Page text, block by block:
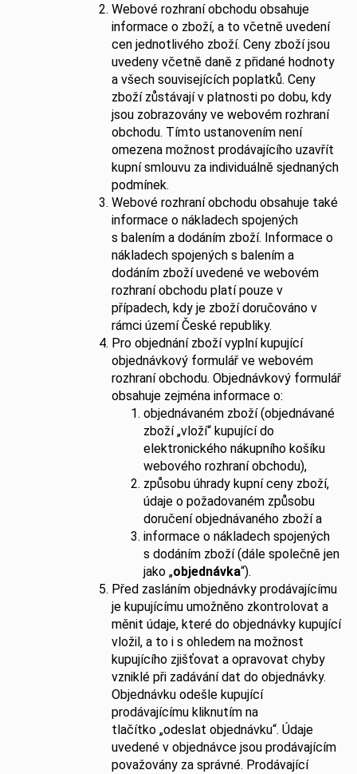
Webové rozhraní obchodu obsahuje
informace o zboží, a to včetně uvedení
cen jednotlivého zboží. Ceny zboží jsou
uvedeny včetně daně z přidané hodnoty
a všech souvisejících poplatků. Ceny
zboží zůstávají v platnosti po dobu, kdy
jsou zobrazovány ve webovém rozhraní
obchodu. Tímto ustanovením není
omezena možnost prodávajícího uzavřít
kupní smlouvu za individuálně sjednaných
podmínek.
Webové rozhraní obchodu obsahuje také
informace o nákladech spojených
s balením a dodáním zboží. Informace o
nákladech spojených s balením a
dodáním zboží uvedené ve webovém
rozhraní obchodu platí pouze v
případech, kdy je zboží doručováno v
rámci území České republiky.
Pro objednání zboží vyplní kupující
objednávkový formulář ve webovém
rozhraní obchodu. Objednávkový formulář
obsahuje zejména informace o:
objednávaném zboží (objednávané
zboží „vloží“ kupující do
elektronického nákupního košíku
webového rozhraní obchodu),
způsobu úhrady kupní ceny zboží,
údaje o požadovaném způsobu
doručení objednávaného zboží a
informace o nákladech spojených
s dodáním zboží (dále společně jen
jako „objednávka“).
Před zasláním objednávky prodávajícímu
je kupujícímu umožněno zkontrolovat a
měnit údaje, které do objednávky kupující
vložil, a to i s ohledem na možnost
kupujícího zjišťovat a opravovat chyby
vzniklé při zadávání dat do objednávky.
Objednávku odešle kupující
prodávajícímu kliknutím na
tlačítko „odeslat objednávku“. Údaje
uvedené v objednávce jsou prodávajícím
považovány za správné. Prodávající